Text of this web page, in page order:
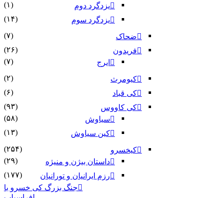
یزدگرد دوم
(۱)
یزدگرد سوم
(۱۴)
ضحاک
(۷)
فریدون
(۲۶)
ایرج
(۷)
کیومرث
(۲)
کی قباد
(۶)
کی کاووس
(۹۳)
سیاوش
(۵۸)
کین سیاوش
(۱۳)
کیخسرو
(۲۵۴)
داستان بیژن و منیژه
(۲۹)
رزم ایرانیان و تورانیان
(۱۷۷)
جنگ بزرگ کی خسرو با